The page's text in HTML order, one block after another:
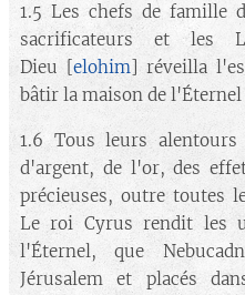
1.5 Les chefs de famille
sacrificateurs et les
Dieu [ elohim ] réveilla
bâtir la maison de l'Éternel
1.6 Tous leurs
d'argent, de l'or, des
précieuses, outre toutes
Le roi Cyrus rendit les
l'Éternel, que
Jérusalem et placés